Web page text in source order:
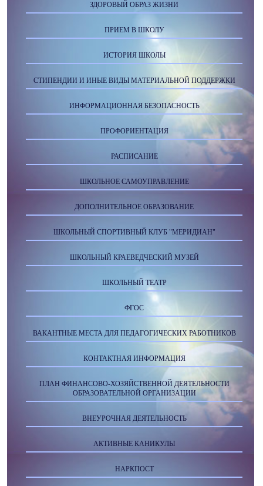
ЗДОРОВЫЙ ОБРАЗ ЖИЗНИ
ПРИЕМ В ШКОЛУ
ИСТОРИЯ ШКОЛЫ
СТИПЕНДИИ И ИНЫЕ ВИДЫ МАТЕРИАЛЬНОЙ ПОДДЕРЖКИ
ИНФОРМАЦИОННАЯ БЕЗОПАСНОСТЬ
ПРОФОРИЕНТАЦИЯ
РАСПИСАНИЕ
ШКОЛЬНОЕ САМОУПРАВЛЕНИЕ
ДОПОЛНИТЕЛЬНОЕ ОБРАЗОВАНИЕ
ШКОЛЬНЫЙ СПОРТИВНЫЙ КЛУБ "МЕРИДИАН"
ШКОЛЬНЫЙ КРАЕВЕДЧЕСКИЙ МУЗЕЙ
ШКОЛЬНЫЙ ТЕАТР
ФГОС
ВАКАНТНЫЕ МЕСТА ДЛЯ ПЕДАГОГИЧЕСКИХ РАБОТНИКОВ
КОНТАКТНАЯ ИНФОРМАЦИЯ
ПЛАН ФИНАНСОВО-ХОЗЯЙСТВЕННОЙ ДЕЯТЕЛЬНОСТИ
ОБРАЗОВАТЕЛЬНОЙ ОРГАНИЗАЦИИ
ВНЕУРОЧНАЯ ДЕЯТЕЛЬНОСТЬ
АКТИВНЫЕ КАНИКУЛЫ
НАРКПОСТ